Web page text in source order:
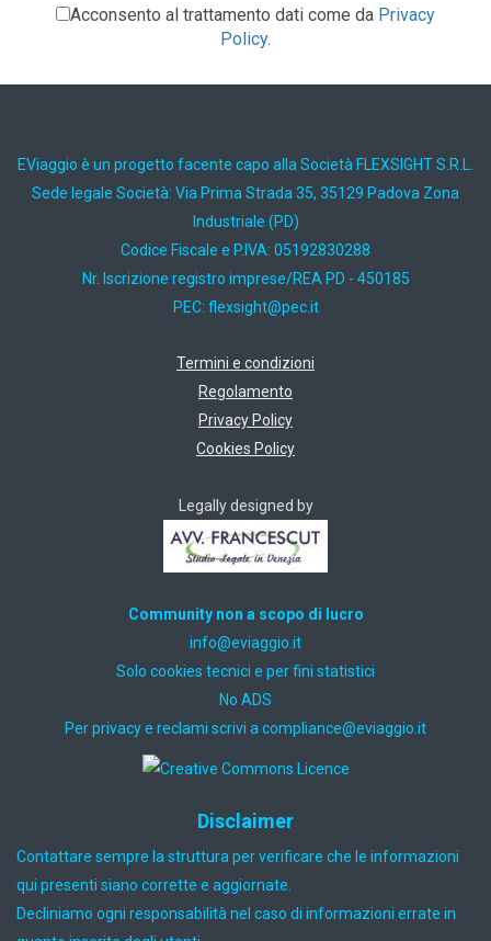
Acconsento al trattamento dati come da Privacy
Policy.
EViaggio è un progetto facente capo alla Società FLEXSIGHT S.R.L.
Sede legale Società: Via Prima Strada 35, 35129 Padova Zona
Industriale (PD)
Codice Fiscale e P.IVA: 05192830288
Nr. Iscrizione registro imprese/REA PD - 450185
PEC: ti.cep@thgisxelf
Termini e condizioni
Regolamento
Privacy Policy
Cookies Policy
Legally designed by
Community non a scopo di lucro
ti.oiggaive@ofni
Solo cookies tecnici e per fini statistici
No ADS
Per privacy e reclami scrivi a ti.oiggaive@ecnailpmoc
Disclaimer
Contattare sempre la struttura per verificare che le informazioni
qui presenti siano corrette e aggiornate.
Decliniamo ogni responsabilità nel caso di informazioni errate in